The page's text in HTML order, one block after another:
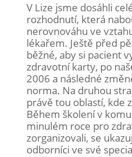
V Lize jsme dosáhli
rozhodnutí, která
nerovnováhu ve
lékařem. Ještě před
běžné, aby si pacient
zdravotní karty, po
2006 a následné
norma. Na druhou
právě tou oblastí, kde
Během školení v
minulém roce pro
zorganizovali, se
odborníci ve své